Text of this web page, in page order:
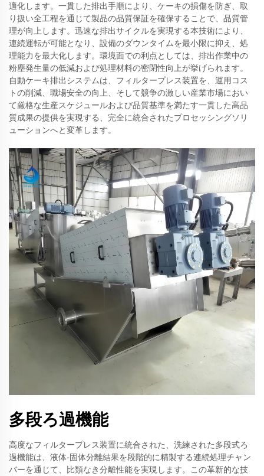
適化します。一貫した排出手順により、ケーキの損傷を防ぎ、取
り扱い全工程を通じて製品の品質保証を確保することで、品質管
理が向上します。迅速な排出サイクルを実現する本技術により、
連続運転が可能となり、設備のダウンタイムを最小限に抑え、処
理能力を最大化します。環境面での利点としては、排出作業中の
粉塵発生量の低減および処理材料の密閉性向上が挙げられます。
自動ケーキ排出システムは、フィルタープレス装置を、運用コス
トの削減、職場安全の向上、そして競争の激しい産業市場におい
て厳格な生産スケジュールおよび品質基準を満たす一貫した高品
質成果の提供を実現する、完全に統合されたプロセッシングソリ
ューションへと変革します。
多段ろ過機能
高度なフィルタープレス装置に統合された、洗練された多段式ろ
過機能は、液体-固体分離結果を段階的に精製する連続処理チャン
バーを通じて、比類なき分離性能を実現します。この革新的な技